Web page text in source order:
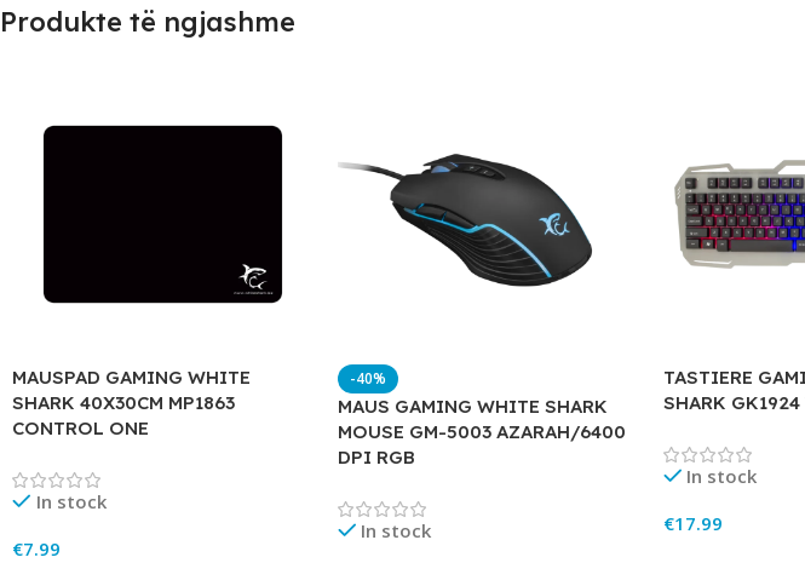
Produkte të ngjashme
MAUSPAD GAMING WHITE
SHARK 40X30CM MP1863
CONTROL ONE
In stock
€7.99
-40%
MAUS GAMING WHITE SHARK
MOUSE GM-5003 AZARAH/6400
DPI RGB
In stock
TASTIERE
SHARK
In stock
€17.99